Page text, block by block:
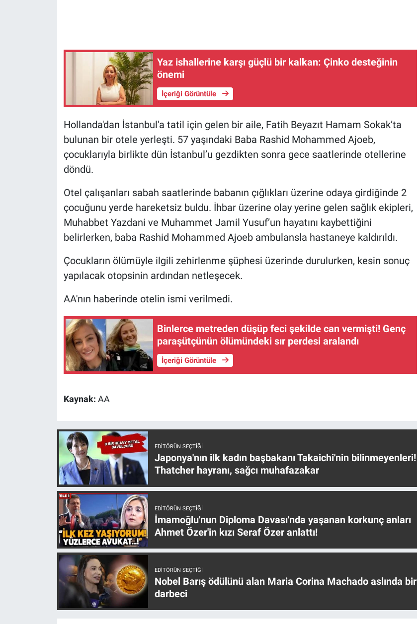
Yaz ishallerine karşı güçlü bir kalkan: Çinko desteğinin
önemi
İçeriği Görüntüle
Hollanda'dan İstanbul'a tatil için gelen bir aile, Fatih Beyazıt Hamam Sokak’ta
bulunan bir otele yerleşti. 57 yaşındaki Baba Rashid Mohammed Ajoeb,
çocuklarıyla birlikte dün İstanbul’u gezdikten sonra gece saatlerinde otellerine
döndü.
Otel çalışanları sabah saatlerinde babanın çığlıkları üzerine odaya girdiğinde 2
çocuğunu yerde hareketsiz buldu. İhbar üzerine olay yerine gelen sağlık ekipleri,
Muhabbet Yazdani ve Muhammet Jamil Yusuf’un hayatını kaybettiğini
belirlerken, baba Rashid Mohammed Ajoeb ambulansla hastaneye kaldırıldı.
Çocukların ölümüyle ilgili zehirlenme şüphesi üzerinde durulurken, kesin sonuç
yapılacak otopsinin ardından netleşecek.
AA'nın haberinde otelin ismi verilmedi.
Binlerce metreden düşüp feci şekilde can vermişti! Genç
paraşütçünün ölümündeki sır perdesi aralandı
İçeriği Görüntüle
Kaynak: AA
EDITÖRÜN SEÇTIĞI
Japonya'nın ilk kadın başbakanı Takaichi'nin bilinmeyenleri!
Thatcher hayranı, sağcı muhafazakar
EDITÖRÜN SEÇTIĞI
İmamoğlu'nun Diploma Davası'nda yaşanan korkunç anları
Ahmet Özer'in kızı Seraf Özer anlattı!
EDITÖRÜN SEÇTIĞI
Nobel Barış ödülünü alan Maria Corina Machado aslında bir
darbeci
Günün görüntüsü
Koronavirüs
Kültür Sanat
Programlar
Türkiye'nin Gündemi
Yerel Gündem
Yerel Yaşam
Canlı Yayın